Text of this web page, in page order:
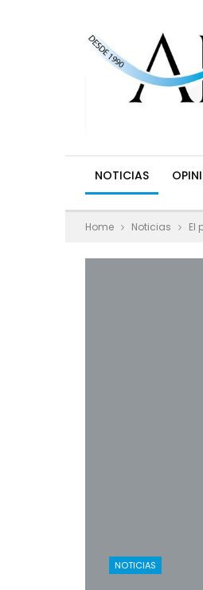
NOTICIAS
Home Noticias El
NOTICIAS